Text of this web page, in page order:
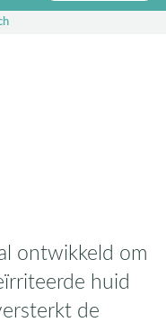
ontwikkeld om
huid
de